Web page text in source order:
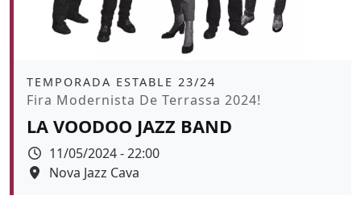
Àmbit
TEMPORADA ESTABLE 23/24
Promoció
Fira Modernista De Terrassa 2024!
LA VOODOO JAZZ BAND
Data
11/05/2024 - 22:00
Espai
Nova Jazz Cava